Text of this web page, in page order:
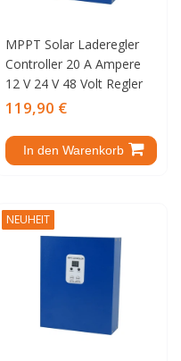
MPPT Solar Laderegler
Controller 20 A Ampere
12 V 24 V 48 Volt Regler
119,90 €
In den Warenkorb
NEUHEIT